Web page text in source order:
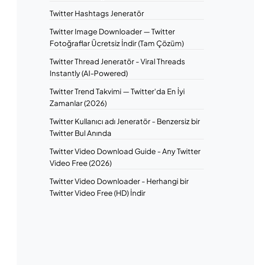
Twitter Hashtags Jeneratör
Twitter Image Downloader — Twitter
Fotoğraflar Ücretsiz İndir (Tam Çözüm)
Twitter Thread Jeneratör - Viral Threads
Instantly (AI-Powered)
Twitter Trend Takvimi — Twitter'da En İyi
Zamanlar (2026)
Twitter Kullanıcı adı Jeneratör - Benzersiz bir
Twitter Bul Anında
Twitter Video Download Guide - Any Twitter
Video Free (2026)
Twitter Video Downloader - Herhangi bir
Twitter Video Free (HD) İndir